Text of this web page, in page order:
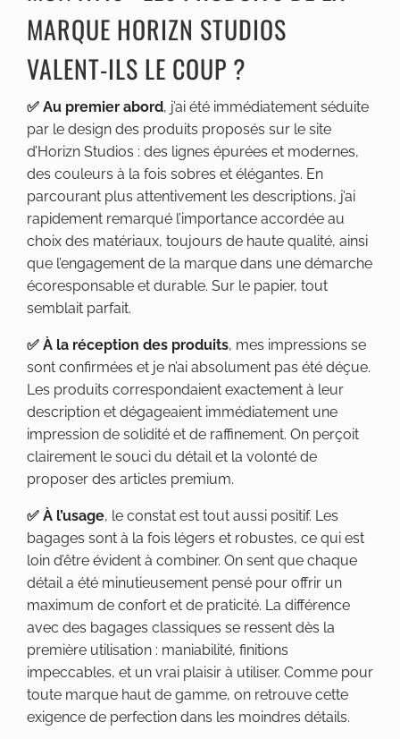
MARQUE HORIZN STUDIOS
VALENT-ILS LE COUP ?
✅ Au premier abord, j’ai été immédiatement séduite
par le design des produits proposés sur le site
d’Horizn Studios : des lignes épurées et modernes,
des couleurs à la fois sobres et élégantes. En
parcourant plus attentivement les descriptions, j’ai
rapidement remarqué l’importance accordée au
choix des matériaux, toujours de haute qualité, ainsi
que l’engagement de la marque dans une démarche
écoresponsable et durable. Sur le papier, tout
semblait parfait.
✅ À la réception des produits, mes impressions se
sont confirmées et je n’ai absolument pas été déçue.
Les produits correspondaient exactement à leur
description et dégageaient immédiatement une
impression de solidité et de raffinement. On perçoit
clairement le souci du détail et la volonté de
proposer des articles premium.
✅ À l’usage, le constat est tout aussi positif. Les
bagages sont à la fois légers et robustes, ce qui est
loin d’être évident à combiner. On sent que chaque
détail a été minutieusement pensé pour offrir un
maximum de confort et de praticité. La différence
avec des bagages classiques se ressent dès la
première utilisation : maniabilité, finitions
impeccables, et un vrai plaisir à utiliser. Comme pour
toute marque haut de gamme, on retrouve cette
exigence de perfection dans les moindres détails.